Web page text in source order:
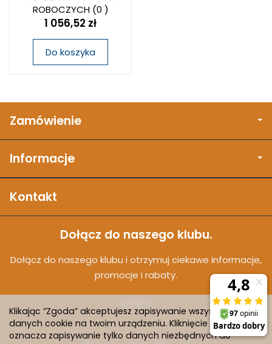
ROBOCZYCH(0 )
1 056,52 zł
Do koszyka
Zamówienie
Informacje
Kontakt
Dołącz do naszego klubu.
Dołącz do naszego klubu i otrzymuj ciekawe informacje,
promocje i rabaty.
Klikając “Zgoda” akceptujesz zapisywanie wszystkich
danych cookie na twoim urządzeniu. Kliknięcie “Odmowa”
oznacza zapisywanie tylko danych niezbędnych do